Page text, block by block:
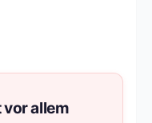
allem